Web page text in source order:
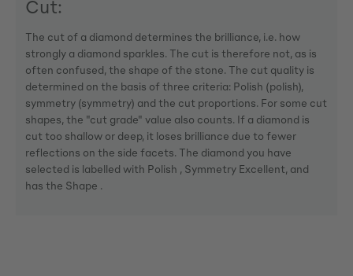
Cut:
The cut of a diamond determines the brilliance, i.e. how
strongly a diamond sparkles. The cut is therefore not, as is
often confused, the shape of the stone. The cut quality is
determined on the basis of three criteria: Polish (polish),
symmetry (symmetry) and the cut proportions. For some cut
shapes, the "cut grade" value also counts. If a diamond is
cut too shallow or deep, it loses brilliance due to fewer
reflections on the side facets. The diamond you have
selected is labelled with Polish , Symmetry Excellent, and
has the Shape .